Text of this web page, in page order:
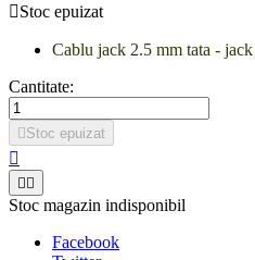
Stoc epuizat
Cablu jack 2.5 mm tata -
Cantitate:
 Stoc epuizat

 
Stoc magazin indisponibil
Facebook